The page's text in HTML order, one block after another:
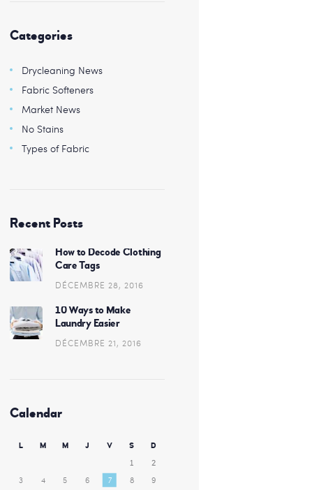
Categories
Drycleaning News
Fabric Softeners
Market News
No Stains
Types of Fabric
Recent Posts
How to Decode Clothing
Care Tags
DÉCEMBRE 28, 2016
10 Ways to Make
Laundry Easier
DÉCEMBRE 21, 2016
Calendar
L M M J V S
D
1
2
3
4 5 6 7 8
9